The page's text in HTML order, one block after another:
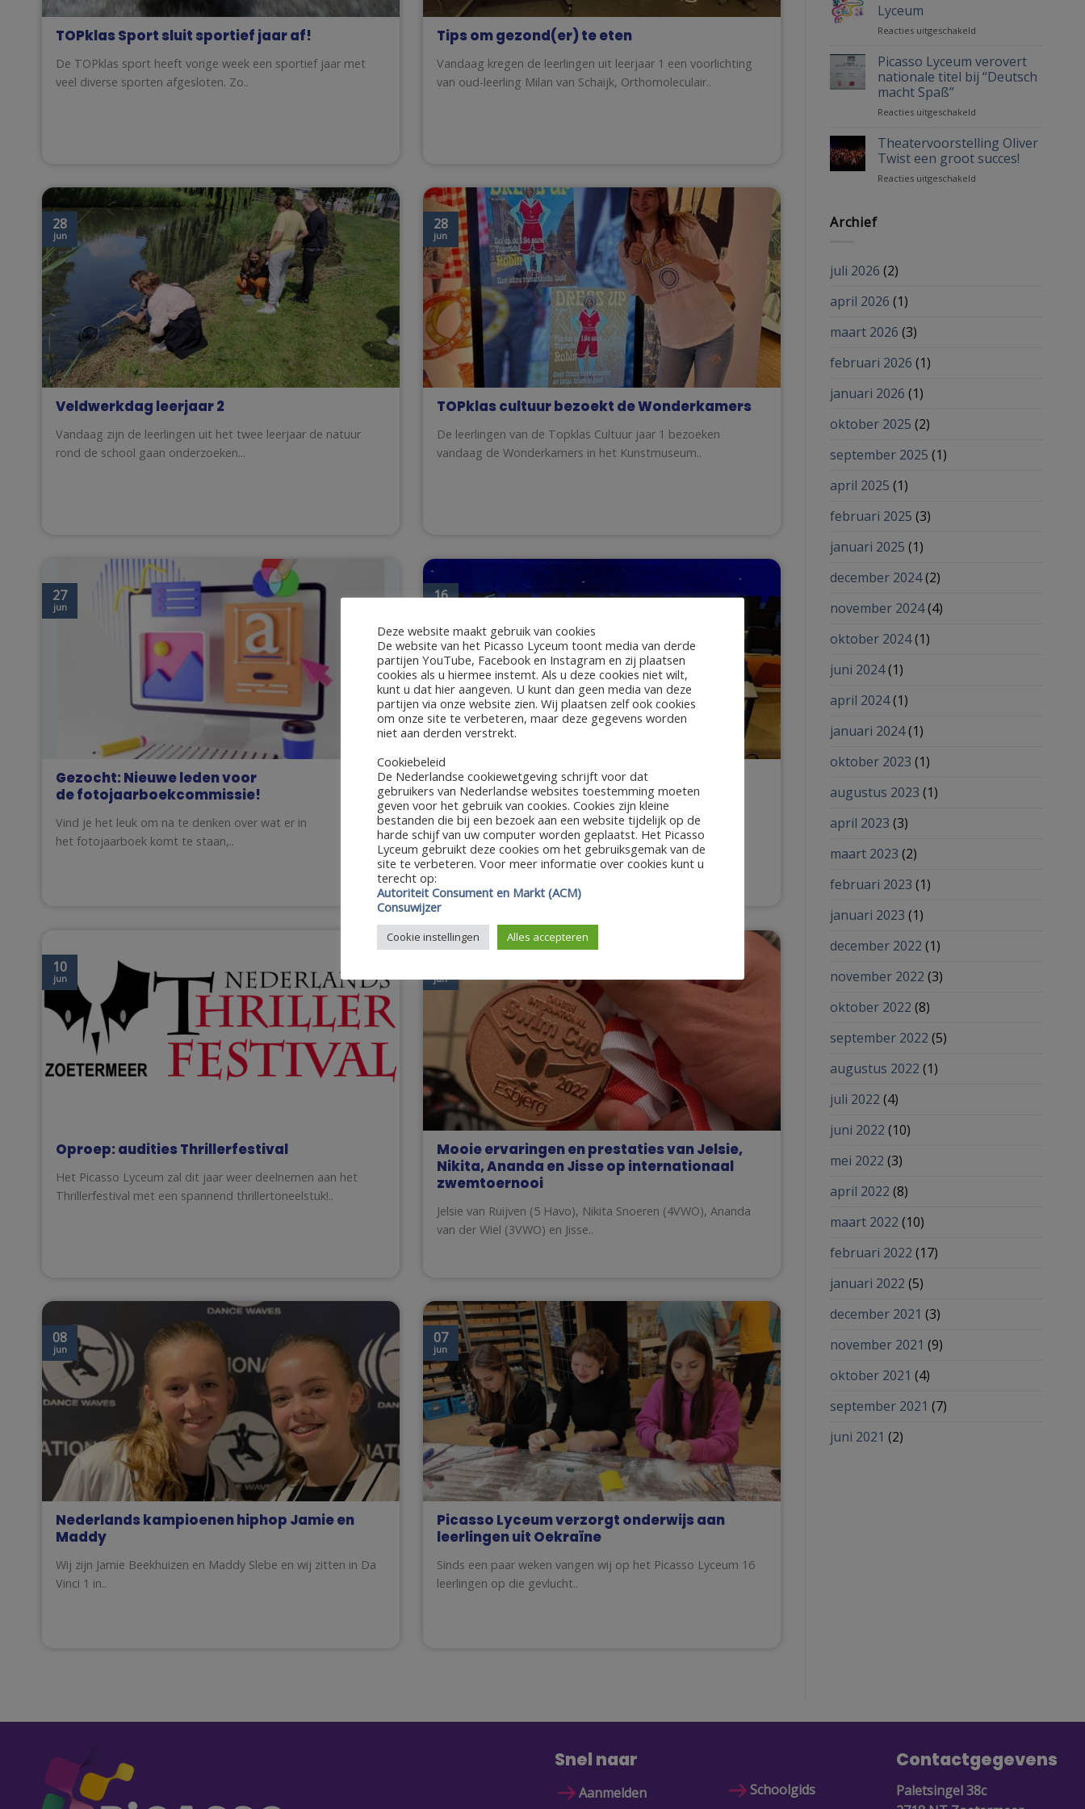
TOPklas Sport sluit sportief jaar af!
De TOPklas sport heeft vorige week een sportief jaar met
veel diverse sporten afgesloten. Zo..
Tips om gezond(er) te eten
Vandaag kregen de leerlingen uit leerjaar 1 een voorlichting
van oud-leerling Milan van Schaijk, Orthomoleculair..
Veldwerkdag leerjaar 2
Vandaag zijn de leerlingen uit het twee leerjaar de natuur
rond de school gaan onderzoeken...
28
jun
TOPklas cultuur bezoekt de Wonderkamers
De leerlingen van de Topklas Cultuur jaar 1 bezoeken
vandaag de Wonderkamers in het Kunstmuseum..
28
jun
Gezocht: Nieuwe leden voor
de fotojaarboekcommissie!
Vind je het leuk om na te denken over wat er in
het fotojaarboek komt te staan,..
27
jun
Techniekteam zoekt technici
Een theatervoorstelling of openpodium kan enkel slagen
door de technici die achter de schermen alles..
16
Oproep: audities Thrillerfestival
Het Picasso Lyceum zal dit jaar weer deelnemen aan het
Thrillerfestival met een spannend thrillertoneelstuk!..
10
jun
Mooie ervaringen en prestaties van Jelsie,
Nikita, Ananda en Jisse op internationaal
zwemtoernooi
Jelsie van Ruijven (5 Havo), Nikita Snoeren (4VWO), Ananda
van der Wiel (3VWO) en Jisse..
jun
Nederlands kampioenen hiphop Jamie en
Maddy
Wij zijn Jamie Beekhuizen en Maddy Slebe en wij zitten in Da
Vinci 1 in..
08
jun
Picasso Lyceum verzorgt onderwijs aan
leerlingen uit Oekraïne
Sinds een paar weken vangen wij op het Picasso Lyceum 16
leerlingen op die gevlucht..
07
jun
al
Lyceum
Reacties uitgeschakeld
Picasso
Lyceum
Picasso Lyceum verovert
nationale titel bij “Deutsch
macht Spaß”
Reacties uitgeschakeld
Lyceum
verovert
nationale
Theatervoorstelling Oliver
Twist een groot succes!
Reacties uitgeschakeld
Archief
juli 2026 (2)
april 2026 (1)
maart 2026 (3)
februari 2026 (1)
januari 2026 (1)
oktober 2025 (2)
september 2025 (1)
april 2025 (1)
februari 2025 (3)
januari 2025 (1)
december 2024(2)
november 2024(4)
oktober 2024(1)
juni 2024(1)
april 2024(1)
januari 2024(1)
oktober 2023 (1)
augustus 2023 (1)
april 2023 (3)
maart 2023 (2)
februari 2023 (1)
januari 2023 (1)
december 2022 (1)
november 2022 (3)
oktober 2022 (8)
september 2022 (5)
augustus 2022 (1)
juli 2022 (4)
juni 2022 (10)
mei 2022 (3)
april 2022 (8)
maart 2022 (10)
februari 2022 (17)
januari 2022 (5)
december 2021 (3)
november 2021 (9)
oktober 2021 (4)
september 2021 (7)
juni 2021 (2)
Snel naar
Aanmelden Schoolgids
Contactgegevens
Paletsingel 38c
Deze website maakt gebruik van cookies
De website van het Picasso Lyceum toont media van derde
partijen YouTube, Facebook en Instagram en zij plaatsen
cookies als u hiermee instemt. Als u deze cookies niet wilt,
kunt u dat hier aangeven. U kunt dan geen media van deze
partijen via onze website zien. Wij plaatsen zelf ook cookies
om onze site te verbeteren, maar deze gegevens worden
niet aan derden verstrekt.
Cookiebeleid
De Nederlandse cookiewetgeving schrijft voor dat
gebruikers van Nederlandse websites toestemming moeten
geven voor het gebruik van cookies. Cookies zijn kleine
bestanden die bij een bezoek aan een website tijdelijk op de
harde schijf van uw computer worden geplaatst. Het Picasso
Lyceum gebruikt deze cookies om het gebruiksgemak van de
site te verbeteren. Voor meer informatie over cookies kunt u
terecht op:
Autoriteit Consument en Markt (ACM)
Consuwijzer
Cookie instellingen Alles accepteren